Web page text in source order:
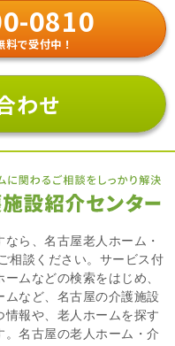
0810
で受付中！
わせ
ら、名古屋老人ホーム・
相談ください。サービス付
ムなどの検索をはじめ、
など、名古屋の介護施設
報や、老人ホームを探す
名古屋の老人ホーム・介